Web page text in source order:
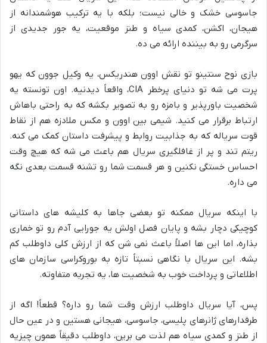
جاسوسی خشک و خالی نیست؛ بلکه با یه ترکیب هوشمندانه از
هیجان، اکشن، کمدی سیاه و طنز موقعیت، یه جور جدیدی از
سرگرمی رو به بیننده ارائه می ده.
بازی نوح سنتینو تو نقش اوون هندریکس، یه وکیل جوون که یهو
پرت می شه تو دنیای پرخطر CIA، واقعاً دیدنیه. اون تونسته یه
شخصیت باورپذیر و بامزه رو به تصویر بکشه که به راحتی باهاش
ارتباط برقرار می کنید. شیمی بین اوون و مکس ملادزه هم از نقاط
قوت سریاله که به جذابیت روابط و پیشرفت داستان کمک می کنه.
ریتم تند و پر از غافلگیری سریال هم باعث می شه که هیچ وقت
احساس خستگی نکنین و هر قسمت شما رو تشنه قسمت بعدی نگه
می داره.
با اینکه سریال ممکنه تو بعضی جاها به کلیشه های داستانی
کوچیکی دچار بشه و پایان فصل اولش یه جورایی آدم رو تو خماری
بذاره، اما این ها اصلاً باعث نمی شن که از ارزش کلی داوطلب کم
بشه. این سریال با نگاهی نسبتاً تازه به بوروکراسی سازمان های
اطلاعاتی و پرداخت خوب به شخصیت ها، یه تجربه متفاوته.
پس، آیا سریال داوطلب ارزش وقت شما رو داره؟ قطعاً! اگه از
طرفدارهای ژانرهای پلیسی، جاسوسی، هیجانی هستین و در عین حال
از طنز و کمدی سیاه هم لذت می برین، داوطلب دقیقاً همون چیزیه